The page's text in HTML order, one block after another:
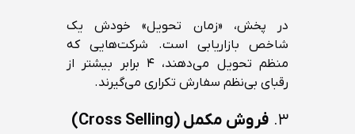
در پخش، «زمان تحویل» خودش یک
شاخص بازاریابی است. شرکت‌هایی که
منظم تحویل می‌دهند، ۴ برابر بیشتر از
رقبای بی‌نظم سفارش تکراری می‌گیرند.
۳. فروش مکمل (Cross Selling)